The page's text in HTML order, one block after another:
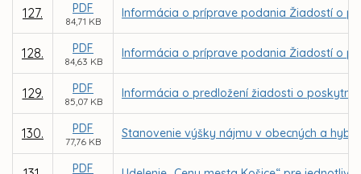
127. PDF
84,71 KB
Informácia o príprave podania Žiadostí o
128. PDF
84,63 KB
Informácia o príprave podania Žiadostí o
129. PDF
85,07 KB
Informácia o predložení žiadosti o
130. PDF
77,76 KB
Stanovenie výšky nájmu v obecných a
PDF